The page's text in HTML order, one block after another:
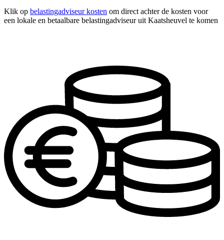
Klik op belastingadviseur kosten om direct achter de kosten voor
een lokale en betaalbare belastingadviseur uit Kaatsheuvel te komen